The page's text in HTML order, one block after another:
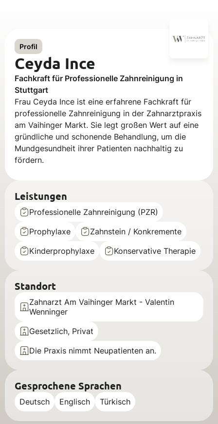
Profil
Ceyda Ince
Fachkraft für Professionelle Zahnreinigung in
Stuttgart
Frau Ceyda Ince ist eine erfahrene Fachkraft für
professionelle Zahnreinigung in der Zahnarztpraxis
am Vaihinger Markt. Sie legt großen Wert auf eine
gründliche und schonende Behandlung, um die
Mundgesundheit ihrer Patienten nachhaltig zu
fördern.
Leistungen
Professionelle Zahnreinigung (PZR)
Prophylaxe
Zahnstein / Konkremente
Kinderprophylaxe
Konservative Therapie
Standort
Zahnarzt Am Vaihinger Markt - Valentin
Wenninger
Gesetzlich, Privat
Die Praxis nimmt Neupatienten an.
Gesprochene Sprachen
Deutsch Englisch Türkisch